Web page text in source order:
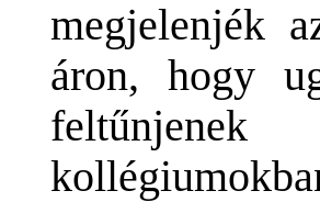
megjelenjék
áron, hogy